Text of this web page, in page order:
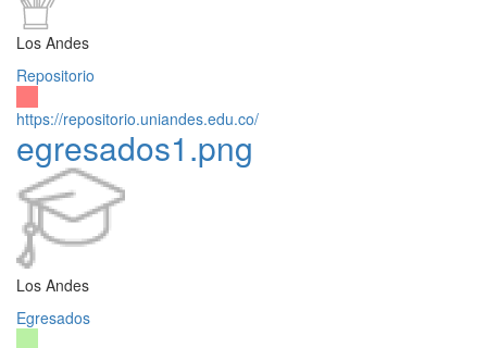
Los Andes
Repositorio
https://repositorio.uniandes.edu.co/
egresados1.png
Los Andes
Egresados